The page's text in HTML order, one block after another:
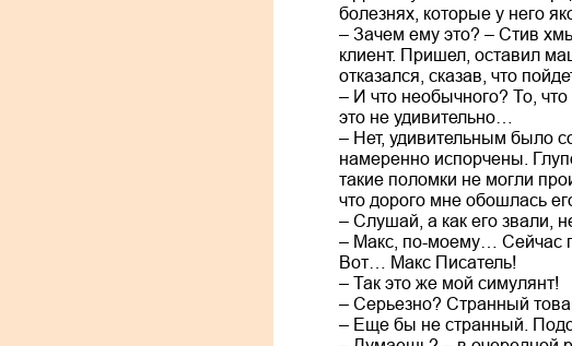
болезнях, которые у него
– Зачем ему это? – Стив
клиент. Пришел, оставил
отказался, сказав, что
– И что необычного? То,
это не удивительно…
– Нет, удивительным было
намеренно испорчены.
такие поломки не могли
что дорого мне обошлась
– Слушай, а как его звали,
– Макс, по-моему… Сейчас
Вот… Макс Писатель!
– Так это же мой симулянт!
– Серьезно? Странный
– Еще бы не странный.